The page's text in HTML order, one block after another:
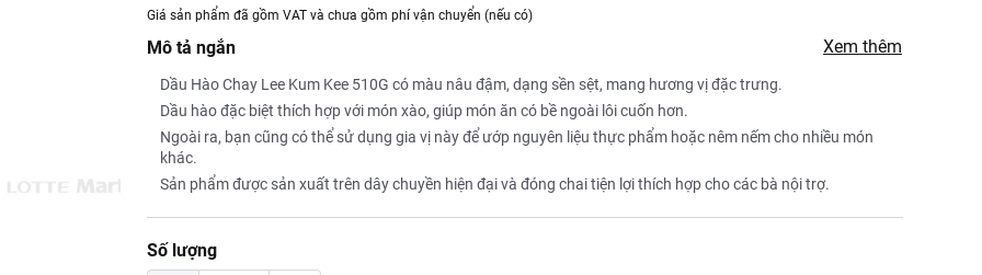
Giá sản phẩm đã gồm VAT và chưa gồm phí vận chuyển (nếu có)
Mô tả ngắn Xem thêm
Dầu Hào Chay Lee Kum Kee 510G có màu nâu đậm, dạng sền sệt, mang hương vị đặc trưng.
Dầu hào đặc biệt thích hợp với món xào, giúp món ăn có bề ngoài lôi cuốn hơn.
Ngoài ra, bạn cũng có thể sử dụng gia vị này để ướp nguyên liệu thực phẩm hoặc nêm nếm cho nhiều món
khác.
Sản phẩm được sản xuất trên dây chuyền hiện đại và đóng chai tiện lợi thích hợp cho các bà nội trợ.
Số lượng